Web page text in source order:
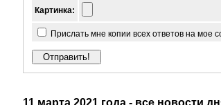
Картинка:
Прислать мне копии всех ответов на мое
11 марта 2021 года - все новости